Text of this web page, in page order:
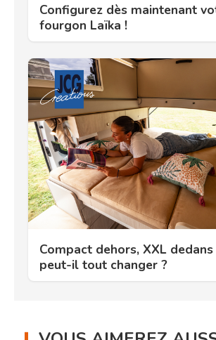
Configurez dès maintenant
fourgon Laïka !
Compact dehors, XXL dedans
peut-il tout changer ?